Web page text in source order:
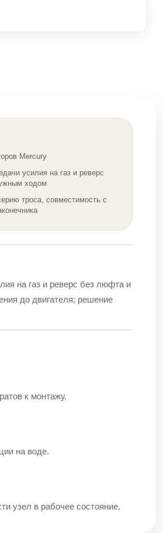
Mercury
усилия на газ и реверс
ходом
троса, совместимость с
на газ и реверс без люфта и
до двигателя; решение
к монтажу.
на воде.
узел в рабочее состояние.